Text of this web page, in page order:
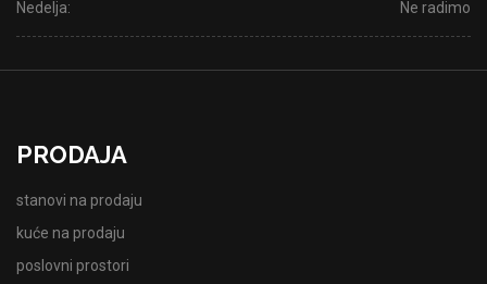
Nedelja: Ne radimo
PRODAJA
stanovi na prodaju
kuće na prodaju
poslovni prostori